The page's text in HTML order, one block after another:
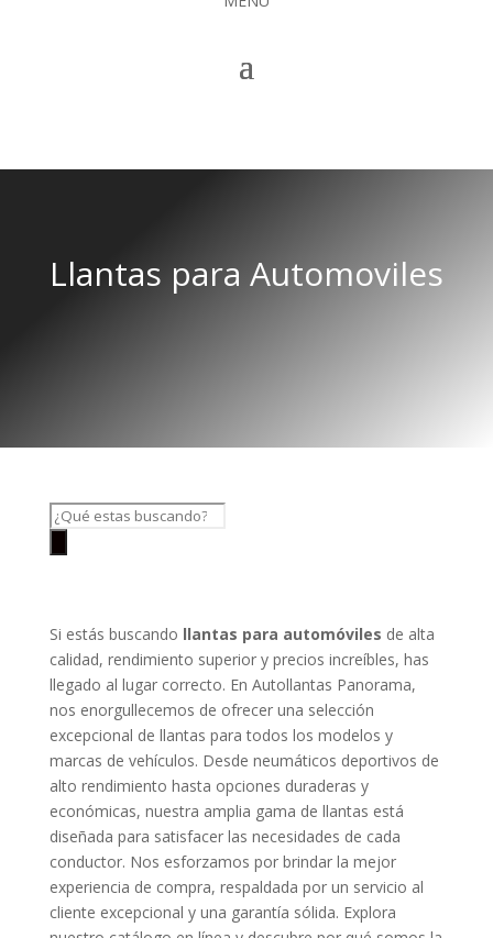
Llantas para Automoviles
Búsqueda
Si estás buscando llantas para automóviles de alta
calidad, rendimiento superior y precios increíbles, has
llegado al lugar correcto. En Autollantas Panorama,
nos enorgullecemos de ofrecer una selección
excepcional de llantas para todos los modelos y
marcas de vehículos. Desde neumáticos deportivos de
alto rendimiento hasta opciones duraderas y
económicas, nuestra amplia gama de llantas está
diseñada para satisfacer las necesidades de cada
conductor. Nos esforzamos por brindar la mejor
experiencia de compra, respaldada por un servicio al
cliente excepcional y una garantía sólida. Explora